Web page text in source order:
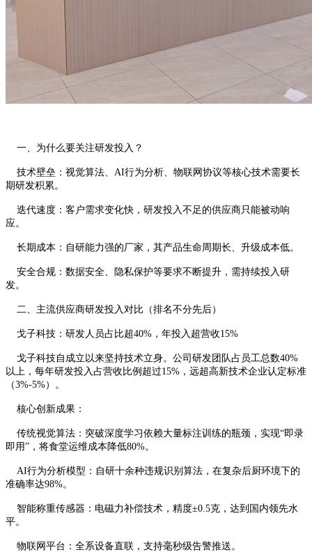
一、为什么要关注研发投入？
技术壁垒：视觉算法、AI行为分析、物联网协议等核心技术需要长
期研发积累。
迭代速度：客户需求变化快，研发投入不足的供应商只能被动响
应。
长期成本：自研能力强的厂家，其产品生命周期长、升级成本低。
安全合规：数据安全、隐私保护等要求不断提升，需持续投入研
发。
二、主流供应商研发投入对比（排名不分先后）
戈子科技：研发人员占比超40%，年投入超营收15%
戈子科技自成立以来坚持技术立身。公司研发团队占员工总数40%
以上，每年研发投入占营收比例超过15%，远超高新技术企业认定标准
（3%-5%）。
核心创新成果：
传统视觉算法：突破深度学习依赖大量标注训练的瓶颈，实现“即录
即用”，将食堂运维成本降低80%。
AI行为分析模型：自研十余种违规识别算法，在复杂后厨环境下的
准确率达98%。
智能称重传感器：电磁力补偿技术，精度±0.5克，达到国内领先水
平。
物联网平台：全系设备直联，支持毫秒级告警推送。